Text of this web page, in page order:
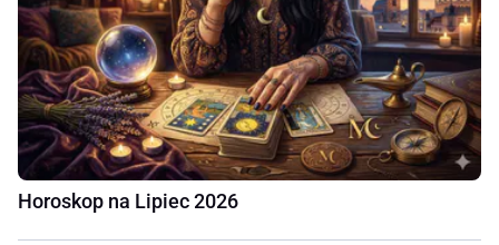
Horoskop na Lipiec 2026